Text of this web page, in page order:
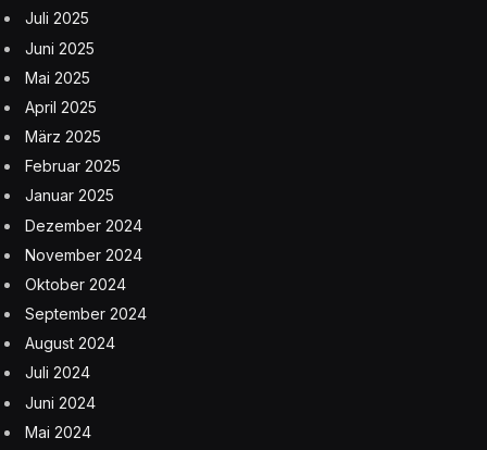
Juli 2025
Juni 2025
Mai 2025
April 2025
März 2025
Februar 2025
Januar 2025
Dezember 2024
November 2024
Oktober 2024
September 2024
August 2024
Juli 2024
Juni 2024
Mai 2024